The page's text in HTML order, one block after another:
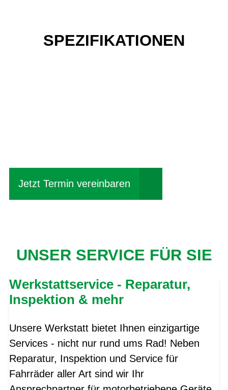
SPEZIFIKATIONEN
Jetzt Termin vereinbaren
UNSER SERVICE FÜR SIE
Werkstattservice - Reparatur,
Inspektion & mehr
Unsere Werkstatt bietet Ihnen einzigartige
Services - nicht nur rund ums Rad! Neben
Reparatur, Inspektion und Service für
Fahrräder aller Art sind wir Ihr